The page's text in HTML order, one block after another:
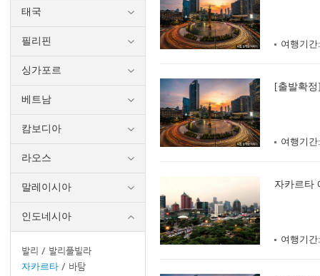
태국
필리핀
싱가포르
베트남
캄보디아
라오스
말레이시아
인도네시아
발리
발리풀빌라
자카르타
바탐
여행기간:
[출발확
여행기간:
자카르타
여행기간: